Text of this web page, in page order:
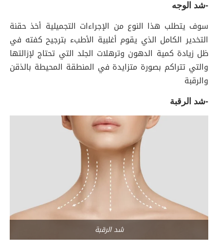
-شد الوجه
سوف يتطلب هذا النوع من الإجراءات التجميلية أخذ حقنة
التخدير الكامل الذي يقوم أغلبية الأطبء بترجيح كفته في
ظل زيادة كمية الدهون وترهلات الجلد التي تحتاج لإزالتها
والتي تتراكم بصورة متزايدة في المنطقة المحيطة بالذقن
والرقبة
-شد الرقبة
شد الرقبة